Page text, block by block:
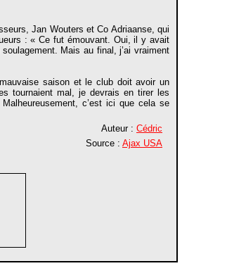
Jan Wouters et Co Adriaanse, qui
: « Ce fut émouvant. Oui, il y avait
Mais au final, j’ai vraiment
saison et le club doit avoir un
tournaient mal, je devrais en tirer les
c’est ici que cela se
Auteur : Cédric
Source : Ajax USA